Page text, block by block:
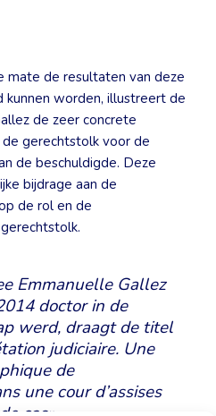
mate de resultaten van deze
kunnen worden, illustreert de
de zeer concrete
gerechtstolk voor de
de beschuldigde. Deze
bijdrage aan de
de rol en de
Emmanuelle Gallez
doctor in de
werd, draagt de titel
judiciaire. Une
de
une cour d’assises